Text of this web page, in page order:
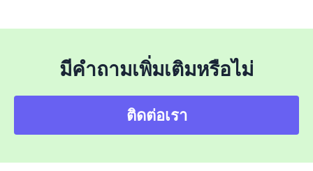
มีคำถามเพิ่มเติมหรือไม่
ติดต่อเรา